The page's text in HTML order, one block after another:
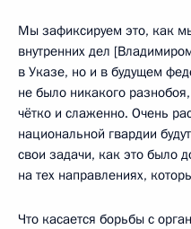
Мы зафиксируем это, как
внутренних дел
в Указе, но и в будущем
не было никакого
чётко и слаженно. Очень
национальной гвардии
свои задачи, как это было
на тех направлениях,
Что касается борьбы с